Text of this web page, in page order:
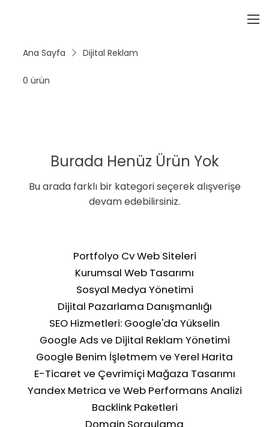
Ana Sayfa Dijital Reklam
0 ürün
Burada Henüz Ürün Yok
Bu arada farklı bir kategori seçerek alışverişe
devam edebilirsiniz.
Portfolyo Cv Web Siteleri
Kurumsal Web Tasarımı
Sosyal Medya Yönetimi
Dijital Pazarlama Danışmanlığı
SEO Hizmetleri: Google'da Yükselin
Google Ads ve Dijital Reklam Yönetimi
Google Benim İşletmem ve Yerel Harita
E-Ticaret ve Çevrimiçi Mağaza Tasarımı
Yandex Metrica ve Web Performans Analizi
Backlink Paketleri
Domain Sorgulama